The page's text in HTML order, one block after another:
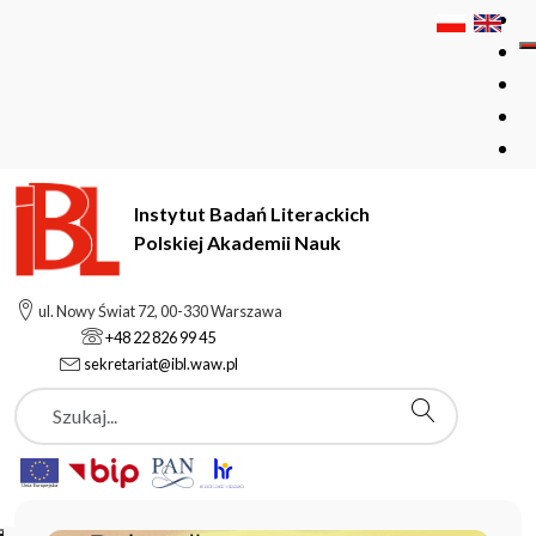
Instytut Badań Literackich
Polskiej Akademii Nauk
ul. Nowy Świat 72, 00-330 Warszawa
+48 22 826 99 45
sekretariat@ibl.waw.pl
Szukaj
Instytut Badań Literackich Polskiej Akademii Nauk
Aktualności